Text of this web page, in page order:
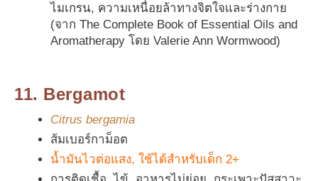
ไมเกรน, ความเหนื่อยล้าทางจิตใจและร่างกาย
(จาก The Complete Book of Essential Oils and
Aromatherapy โดย Valerie Ann Wormwood)
11. Bergamot
Citrus bergamia
ส้มเบอร์กาม็อต
น้ำมันไวต่อแสง, ใช้ได้สำหรับเด็ก 2+